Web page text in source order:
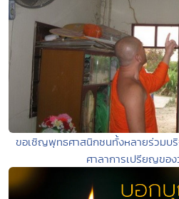
ขอเชิญพุทธศาสนิกชนทั้งหลายร่วมบ
ศาลาการเปรียญขอ